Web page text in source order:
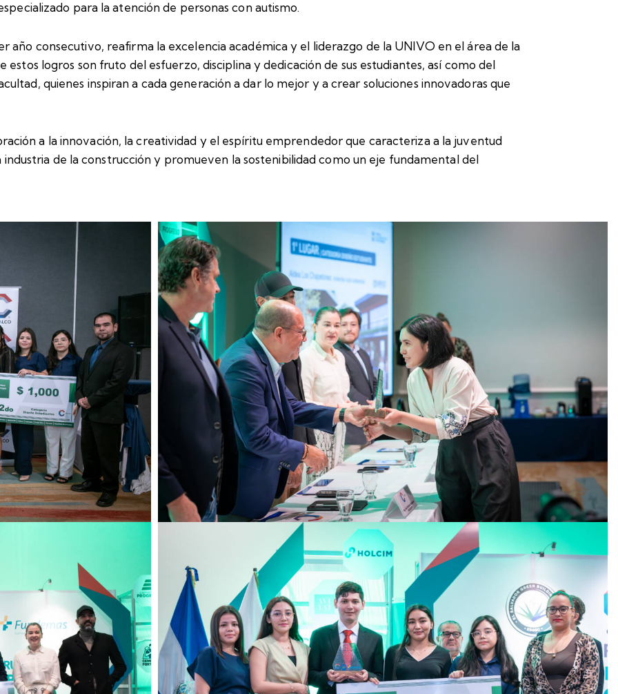
para la atención de personas con autismo.
consecutivo, reafirma la excelencia académica y el liderazgo de la UNIVO en el área de la
logros son fruto del esfuerzo, disciplina y dedicación de sus estudiantes, así como del
quienes inspiran a cada generación a dar lo mejor y a crear soluciones innovadoras que
a la innovación, la creatividad y el espíritu emprendedor que caracteriza a la juventud
de la construcción y promueven la sostenibilidad como un eje fundamental del